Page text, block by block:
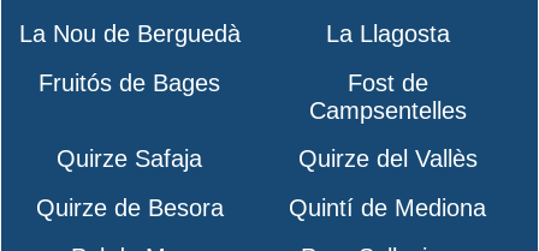
La Nou de Berguedà
La Llagosta
Fruitós de Bages
Fost de
Campsentelles
Quirze Safaja
Quirze del Vallès
Quirze de Besora
Quintí de Mediona